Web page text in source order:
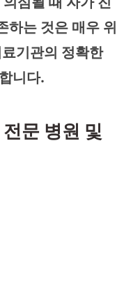
하는 것은 매우 위
기관의 정확한
니다.
문 병원 및